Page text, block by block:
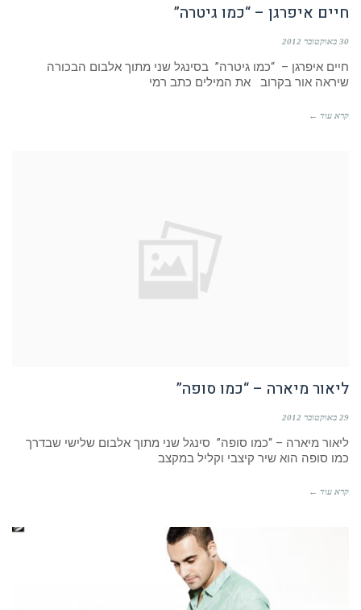
חיים איפרגן – “כמו גיטרה”
30 באוקטובר 2012
חיים איפרגן – “כמו גיטרה” בסינגל שני מתוך אלבום הבכורה
שיראה אור בקרוב את המילים כתב רמי
קרא עוד ←
ליאור מיארה – “כמו סופה”
29 באוקטובר 2012
ליאור מיארה – “כמו סופה” סינגל שני מתוך אלבום שלישי שבדרך
כמו סופה הוא שיר קיצבי וקליל במקצב
קרא עוד ←